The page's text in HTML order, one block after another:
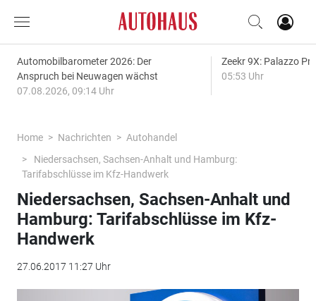
Automobilbarometer 2026: Der
Anspruch bei Neuwagen wächst
07.08.2026, 09:14 Uhr
Zeekr 9X: Palazzo
05:53 Uhr
Home Nachrichten
Autohandel
Niedersachsen, Sachsen-Anhalt und Hamburg:
Tarifabschlüsse im Kfz-Handwerk
Niedersachsen, Sachsen-Anhalt und
Hamburg: Tarifabschlüsse im Kfz-
Handwerk
27.06.2017 11:27 Uhr